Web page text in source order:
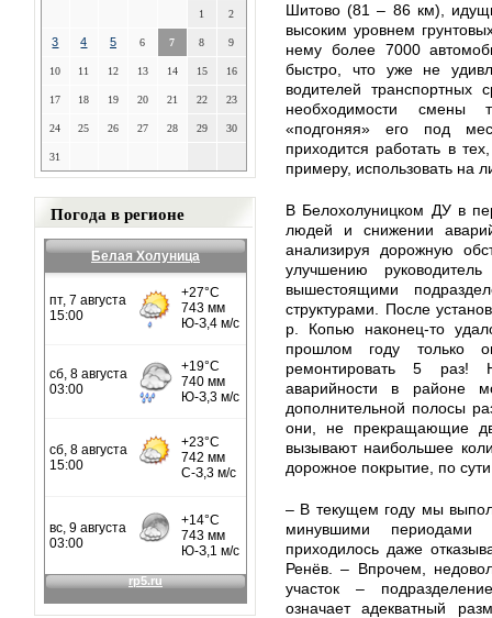
1 2
3 4 5 6 7 8 9
10 11 12 13 14 15 16
17 18 19 20 21 22 23
24 25 26 27 28 29 30
31
Погода в регионе
Белая Холуница
Шитово (81 – 86 км),
высоким уровнем
нему более 7000
быстро, что уже не
водителей транспортных
необходимости смены
«подгоняя» его под
приходится работать в
примеру, использовать на
В Белохолуницком ДУ в
людей и снижении
анализируя дорожную
улучшению
вышестоящими
структурами. После
р. Копью наконец-то
прошлом году только
ремонтировать 5 раз!
аварийности в районе
дополнительной полосы
они, не прекращающие
вызывают наибольшее
дорожное покрытие, по
– В текущем году мы
минувшими периодами
приходилось даже
Ренёв. – Впрочем,
участок –
означает адекватный